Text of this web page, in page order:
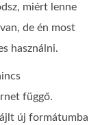
miért lenne
de én most
használni.
függő.
új formátumba